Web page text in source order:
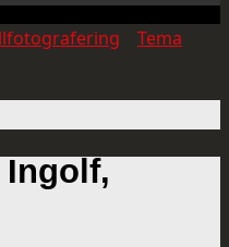
Tema
Ingolf,